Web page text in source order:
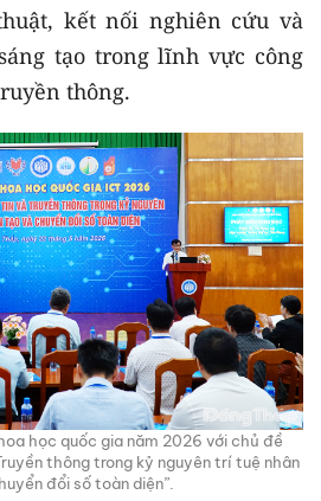
kết nối nghiên cứu và
tạo trong lĩnh vực công
thông.
học quốc gia năm 2026 với chủ đề
thông trong kỷ nguyên trí tuệ nhân
đổi số toàn diện”.